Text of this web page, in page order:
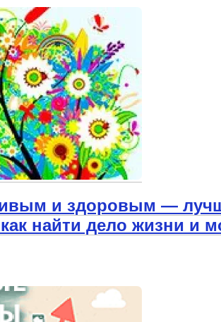
и здоровым —
найти дело жизни и